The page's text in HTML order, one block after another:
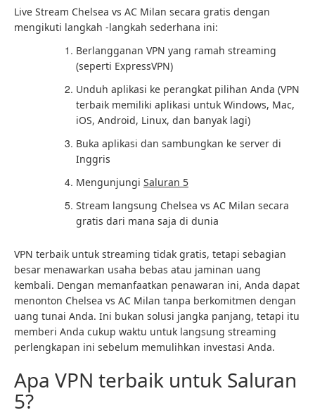
Live Stream Chelsea vs AC Milan secara gratis dengan
mengikuti langkah -langkah sederhana ini:
Berlangganan VPN yang ramah streaming
(seperti ExpressVPN)
Unduh aplikasi ke perangkat pilihan Anda (VPN
terbaik memiliki aplikasi untuk Windows, Mac,
iOS, Android, Linux, dan banyak lagi)
Buka aplikasi dan sambungkan ke server di
Inggris
Mengunjungi Saluran 5
Stream langsung Chelsea vs AC Milan secara
gratis dari mana saja di dunia
VPN terbaik untuk streaming tidak gratis, tetapi sebagian
besar menawarkan usaha bebas atau jaminan uang
kembali. Dengan memanfaatkan penawaran ini, Anda dapat
menonton Chelsea vs AC Milan tanpa berkomitmen dengan
uang tunai Anda. Ini bukan solusi jangka panjang, tetapi itu
memberi Anda cukup waktu untuk langsung streaming
perlengkapan ini sebelum memulihkan investasi Anda.
Apa VPN terbaik untuk Saluran
5?